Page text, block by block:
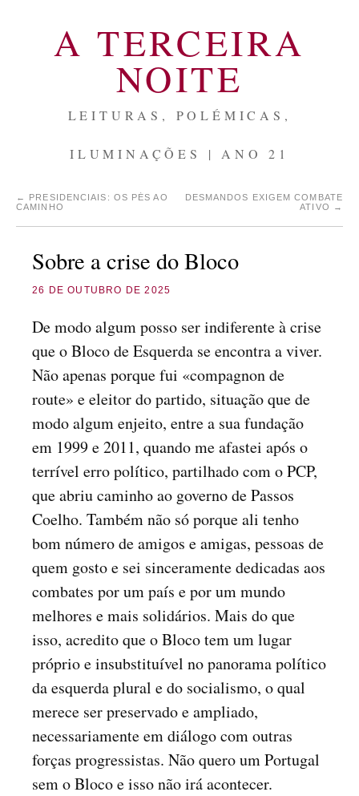
A TERCEIRA
NOITE
LEITURAS, POLÉMICAS,
ILUMINAÇÕES | ANO 21
←
PRESIDENCIAIS: OS PÉS AO
CAMINHO
DESMANDOS EXIGEM COMBATE
ATIVO
→
Sobre a crise do Bloco
26 DE OUTUBRO DE 2025
De modo algum posso ser indiferente à crise
que o Bloco de Esquerda se encontra a viver.
Não apenas porque fui «compagnon de
route» e eleitor do partido, situação que de
modo algum enjeito, entre a sua fundação
em 1999 e 2011, quando me afastei após o
terrível erro político, partilhado com o PCP,
que abriu caminho ao governo de Passos
Coelho. Também não só porque ali tenho
bom número de amigos e amigas, pessoas de
quem gosto e sei sinceramente dedicadas aos
combates por um país e por um mundo
melhores e mais solidários. Mais do que
isso, acredito que o Bloco tem um lugar
próprio e insubstituível no panorama político
da esquerda plural e do socialismo, o qual
merece ser preservado e ampliado,
necessariamente em diálogo com outras
forças progressistas. Não quero um Portugal
sem o Bloco e isso não irá acontecer.